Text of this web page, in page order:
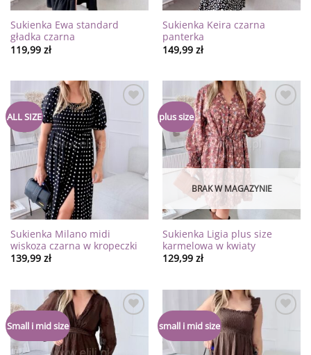
Sukienka Ewa standard
gładka czarna
119,99 zł
Sukienka Keira czarna
panterka
149,99 zł
ALL SIZE
Sukienka Milano midi
wiskoza czarna w kropeczki
139,99 zł
plus size
BRAK W MAGAZYNIE
Sukienka Ligia plus size
karmelowa w kwiaty
129,99 zł
Small i mid size
życzeń
small i mid size
życzeń